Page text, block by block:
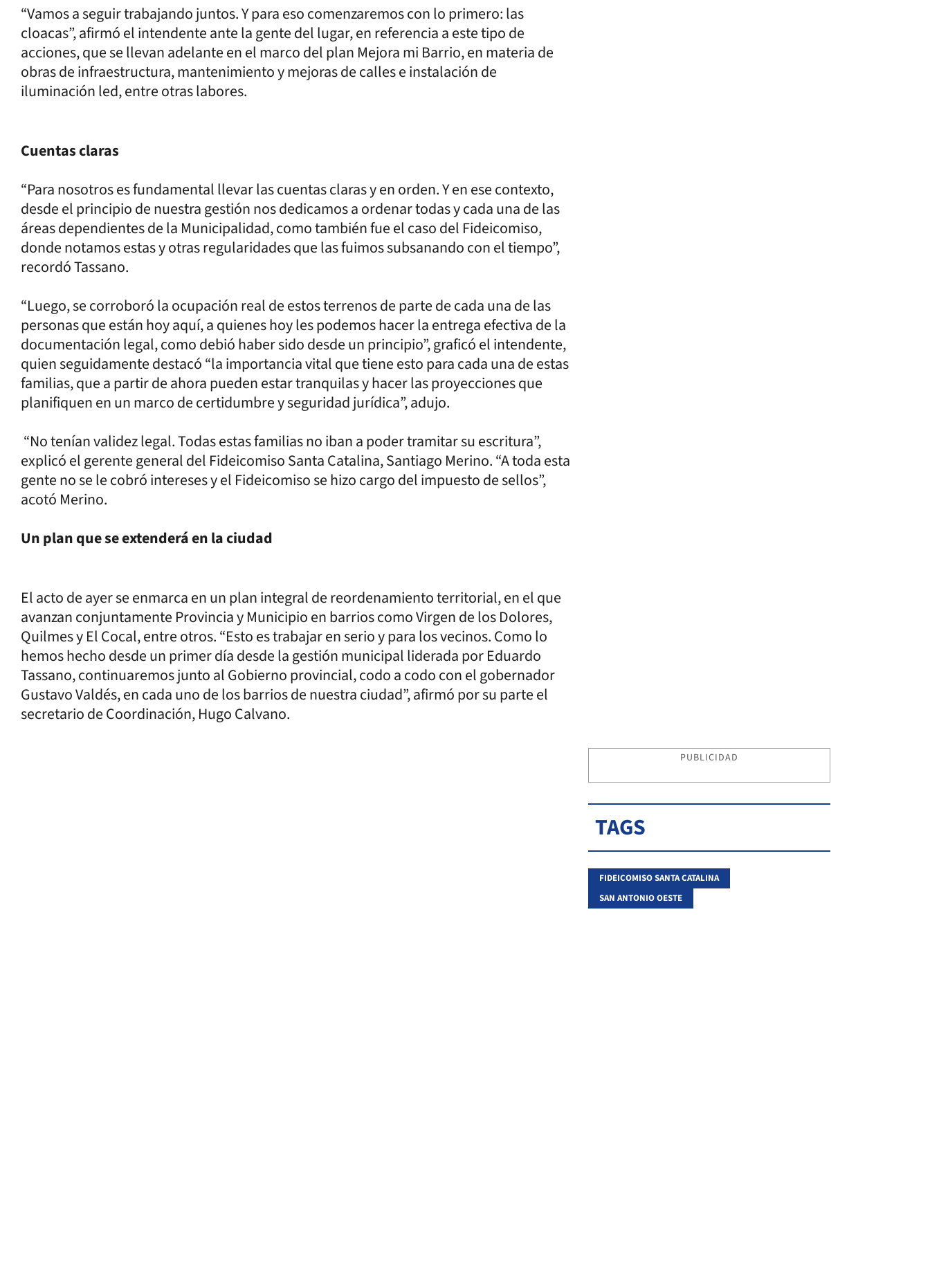
“Vamos a seguir trabajando juntos. Y para eso comenzaremos con lo primero: las
cloacas”, afirmó el intendente ante la gente del lugar, en referencia a este tipo de
acciones, que se llevan adelante en el marco del plan Mejora mi Barrio, en materia de
obras de infraestructura, mantenimiento y mejoras de calles e instalación de
iluminación led, entre otras labores.
Cuentas claras
“Para nosotros es fundamental llevar las cuentas claras y en orden. Y en ese contexto,
desde el principio de nuestra gestión nos dedicamos a ordenar todas y cada una de las
áreas dependientes de la Municipalidad, como también fue el caso del Fideicomiso,
donde notamos estas y otras regularidades que las fuimos subsanando con el tiempo”,
recordó Tassano.
“Luego, se corroboró la ocupación real de estos terrenos de parte de cada una de las
personas que están hoy aquí, a quienes hoy les podemos hacer la entrega efectiva de la
documentación legal, como debió haber sido desde un principio”, graficó el intendente,
quien seguidamente destacó “la importancia vital que tiene esto para cada una de estas
familias, que a partir de ahora pueden estar tranquilas y hacer las proyecciones que
planifiquen en un marco de certidumbre y seguridad jurídica”, adujo.
“No tenían validez legal. Todas estas familias no iban a poder tramitar su escritura”,
explicó el gerente general del Fideicomiso Santa Catalina, Santiago Merino. “A toda esta
gente no se le cobró intereses y el Fideicomiso se hizo cargo del impuesto de sellos”,
acotó Merino.
Un plan que se extenderá en la ciudad
El acto de ayer se enmarca en un plan integral de reordenamiento territorial, en el que
avanzan conjuntamente Provincia y Municipio en barrios como Virgen de los Dolores,
Quilmes y El Cocal, entre otros. “Esto es trabajar en serio y para los vecinos. Como lo
hemos hecho desde un primer día desde la gestión municipal liderada por Eduardo
Tassano, continuaremos junto al Gobierno provincial, codo a codo con el gobernador
Gustavo Valdés, en cada uno de los barrios de nuestra ciudad”, afirmó por su parte el
secretario de Coordinación, Hugo Calvano.
PUBLICIDAD
TAGS
FIDEICOMISO SANTA CATALINA
SAN ANTONIO OESTE